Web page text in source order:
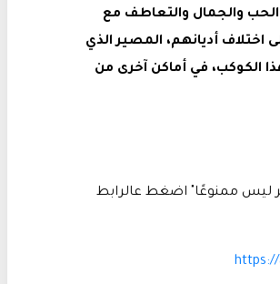
والجمال والتعاطف مع
اختلاف أديانهم، المصير الذي
الكوكب، في أماكن آخرى من
ليس ممنوعًا" اضغط عالرابط
https://